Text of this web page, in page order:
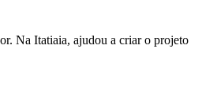
Na Itatiaia, ajudou a criar o projeto